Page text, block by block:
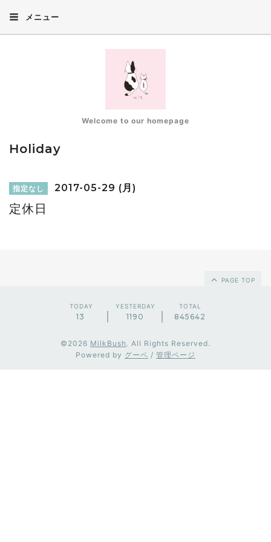
メニュー
Welcome to our homepage
Holiday
指定なし 2017-05-29 (月)
定休日
PAGE TOP
TODAY
13
YESTERDAY
1190
TOTAL
845642
©2026 MilkBush . All Rights Reserved.
Powered by グーペ / 管理ページ